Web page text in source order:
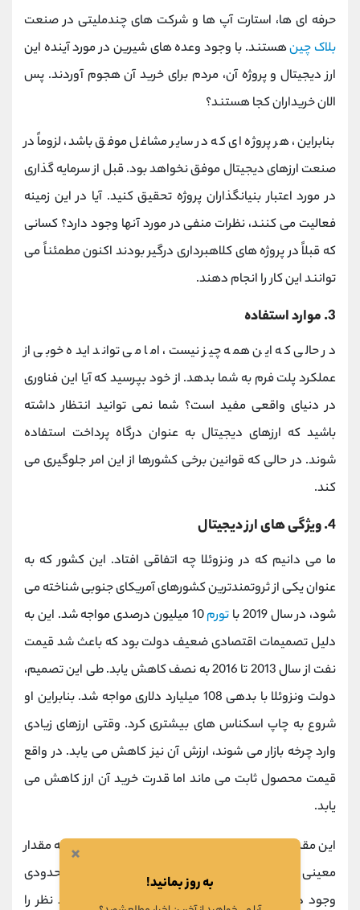
حرفه ای ها، استارت آپ ها و شرکت های چندملیتی در صنعت
بلاک چینهستند. با وجود وعده های شیرین در مورد آینده این
ارز دیجیتال و پروژه آن، مردم برای خرید آن هجوم آوردند. پس
الان خریداران کجا هستند؟
بنابراین، هر پروژه ای که در سایر مشاغل موفق باشد، لزوماً در
صنعت ارزهای دیجیتال موفق نخواهد بود. قبل از سرمایه گذاری
در مورد اعتبار بنیانگذاران پروژه تحقیق کنید. آیا در این زمینه
فعالیت می کنند، نظرات منفی در مورد آنها وجود دارد؟ کسانی
که قبلاً در پروژه های کلاهبرداری درگیر بودند اکنون مطمئناً می
توانند این کار را انجام دهند.
3. موارد استفاده
در حالی که این همه چیز نیست، اما می تواند ایده خوبی از
عملکرد پلت فرم به شما بدهد. از خود بپرسید که آیا این فناوری
در دنیای واقعی مفید است؟ شما نمی توانید انتظار داشته
باشید که ارزهای دیجیتال به عنوان درگاه پرداخت استفاده
شوند. در حالی که قوانین برخی کشورها از این امر جلوگیری می
کند.
4. ویژگی های ارز دیجیتال
ما می دانیم که در ونزوئلا چه اتفاقی افتاد. این کشور که به
عنوان یکی از ثروتمندترین کشورهای آمریکای جنوبی شناخته می
شود، در سال 2019 با
تورم
10 میلیون درصدی مواجه شد. این به
دلیل تصمیمات اقتصادی ضعیف دولت بود که باعث شد قیمت
نفت از سال 2013 تا 2016 به نصف کاهش یابد. طی این تصمیم،
دولت ونزوئلا با بدهی 108 میلیارد دلاری مواجه شد. بنابراین او
شروع به چاپ اسکناس های بیشتری کرد. وقتی ارزهای زیادی
وارد چرخه بازار می شوند، ارزش آن نیز کاهش می یابد. در واقع
قیمت محصول ثابت می ماند اما قدرت خرید آن ارز کاهش می
یابد.
این مقدار کمی با ارزهای دیجیتال متفاوت است. هر ارز به مقدار
معینی تولید می شود. این بدان معنی است که مقدار محدودی
وجود دارد که می تواند
ارزش واقعی ارز دیجیتال مورد نظر را
×
به روز بمانید!